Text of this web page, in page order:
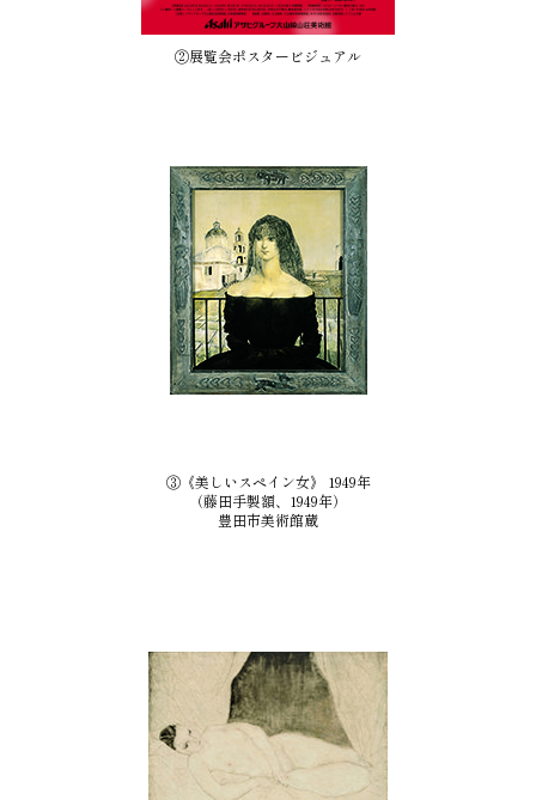
②展覧会ポスタービジュアル
③《美しいスペイン女》 1949年
（藤田手製額、1949年）
豊田市美術館蔵